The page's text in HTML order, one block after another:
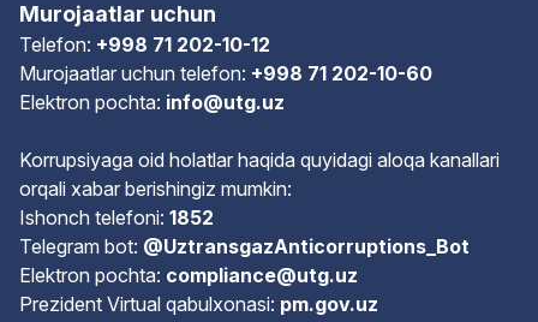
Murojaatlar uchun
Telefon: +998 71 202-10-12
Murojaatlar uchun telefon: +998 71 202-10-60
Elektron pochta: info@utg.uz
Korrupsiyaga oid holatlar haqida quyidagi aloqa kanallari
orqali xabar berishingiz mumkin:
Ishonch telefoni: 1852
Telegram bot: @UztransgazAnticorruptions_Bot
Elektron pochta: compliance@utg.uz
Prezident Virtual qabulxonasi: pm.gov.uz